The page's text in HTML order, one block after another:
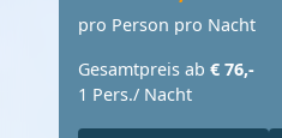
pro Person pro Nacht
Gesamtpreis ab € 76,-
1 Pers./ Nacht